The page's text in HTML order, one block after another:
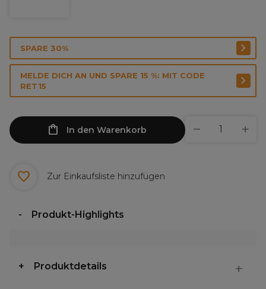
SPARE 30%
MELDE DICH AN UND SPARE 15 %: MIT CODE
RET15
In den Warenkorb
Zur Einkaufsliste hinzufügen
Produkt-Highlights
Produktdetails